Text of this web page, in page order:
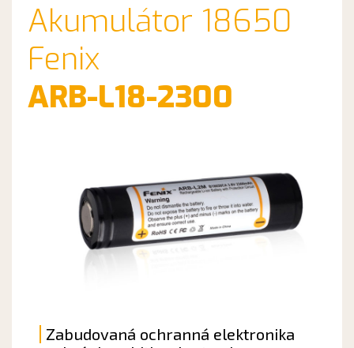
Akumulátor 18650
Fenix
ARB-L18-2300
Zabudovaná ochranná elektronika